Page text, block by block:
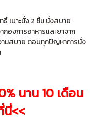
เบาะนั่ง 2 ชิ้น นั่งสบาย
องการอาหารและยาจาก
ามสบาย ตอบทุกปัญหาการนั่ง
นาน 10 เดือน
<<